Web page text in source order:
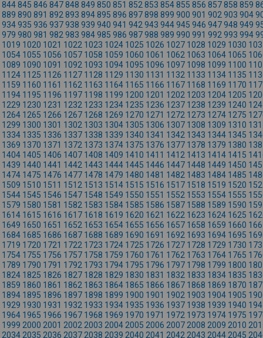
844845 846 847848 849 850 851 852 853 854855 856 857858 859
889 890 891 892 893 894895 896 897898 899 900 901 902 903 904
934935 936 937938 939 940 941 942 943 944945 946 947948 949
979 980 981 982 983 984985 986 987988 989 990 991 992 993 994
1019 1020 1021 1022 1023 1024 1025 1026 1027 1028 1029 1030
1054 1055 1056 1057 1058 1059 1060 1061 1062 1063 1064 1065
1089 1090 1091 1092 1093 1094 1095 1096 1097 1098 1099 1100
1124 1125 1126 1127 1128 1129 1130 1131 1132 1133 1134 1135
1159 1160 1161 1162 1163 1164 1165 1166 1167 1168 1169 1170
1194 1195 1196 1197 1198 1199 1200 1201 1202 1203 1204 1205
1229 1230 1231 1232 1233 1234 1235 1236 1237 1238 1239 1240
1264 1265 1266 1267 1268 1269 1270 1271 1272 1273 1274 1275
1299 1300 1301 1302 1303 1304 1305 1306 1307 1308 1309 1310
1334 1335 1336 1337 1338 1339 1340 1341 1342 1343 1344 1345
1369 1370 1371 1372 1373 1374 1375 1376 1377 1378 1379 1380
1404 1405 1406 1407 1408 1409 1410 1411 1412 1413 1414 1415
1439 1440 1441 1442 1443 1444 1445 1446 1447 1448 1449 1450
1474 1475 1476 1477 1478 1479 1480 1481 1482 1483 1484 1485
1509 1510 1511 1512 1513 1514 1515 1516 1517 1518 1519 1520
1544 1545 1546 1547 1548 1549 1550 1551 1552 1553 1554 1555
1579 1580 1581 1582 1583 1584 1585 1586 1587 1588 1589 1590
1614 1615 1616 1617 1618 1619 1620 1621 1622 1623 1624 1625
1649 1650 1651 1652 1653 1654 1655 1656 1657 1658 1659 1660
1684 1685 1686 1687 1688 1689 1690 1691 1692 1693 1694 1695
1719 1720 1721 1722 1723 1724 1725 1726 1727 1728 1729 1730
1754 1755 1756 1757 1758 1759 1760 1761 1762 1763 1764 1765
1789 1790 1791 1792 1793 1794 1795 1796 1797 1798 1799 1800
1824 1825 1826 1827 1828 1829 1830 1831 1832 1833 1834 1835
1859 1860 1861 1862 1863 1864 1865 1866 1867 1868 1869 1870
1894 1895 1896 1897 1898 1899 1900 1901 1902 1903 1904 1905
1929 1930 1931 1932 1933 1934 1935 1936 1937 1938 1939 1940
1964 1965 1966 1967 1968 1969 1970 1971 1972 1973 1974 1975
1999 2000 2001 2002 2003 2004 2005 2006 2007 2008 2009 2010
2034 2035 2036 2037 2038 2039 2040 2041 2042 2043 2044 2045